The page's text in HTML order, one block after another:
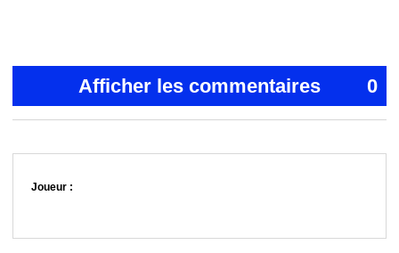
Afficher les commentaires 0
Joueur :